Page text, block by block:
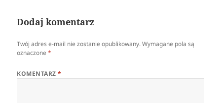
Dodaj komentarz
Twój adres e-mail nie zostanie opublikowany. Wymagane pola są
oznaczone*
KOMENTARZ*